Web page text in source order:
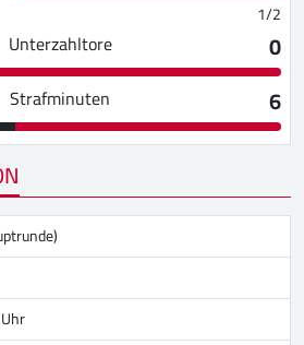
1/2
Unterzahltore
0
Strafminuten
6